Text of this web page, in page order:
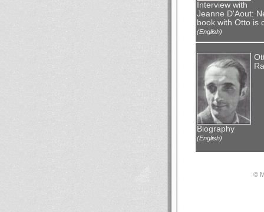
Interview with
Jeanne D'Aout:
book with Otto is
(English)
Biography
(English)
©